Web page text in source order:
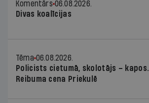
Komentārs 06.08.2026.
Divas koalīcijas
Tēma 06.08.2026.
Policists cietumā, skolotājs – kapos.
Reibuma cena Priekulē